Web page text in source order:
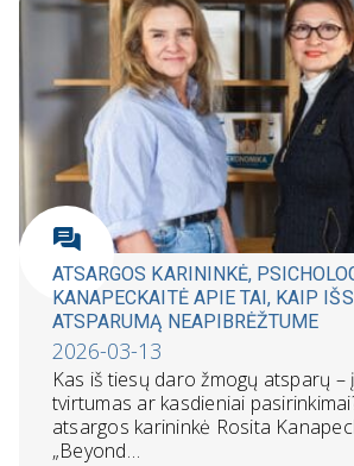
ATSARGOS KARININKĖ,
KANAPECKAITĖ APIE TAI, KAIP
ATSPARUMĄ NEAPIBRĖŽTUME
2026-03-13
Kas iš tiesų daro žmogų atsparų –
tvirtumas ar kasdieniai
atsargos karininkė Rosita
„Beyond…